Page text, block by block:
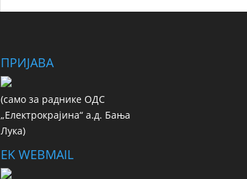
ПРИЈАВА
(сaмo зa рaдникe ОДС
„Електрокрајина“ а.д. Бања
Лука)
EK WEBMAIL